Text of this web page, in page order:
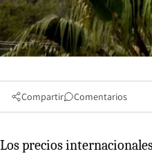
Compartir Comentarios
Los precios